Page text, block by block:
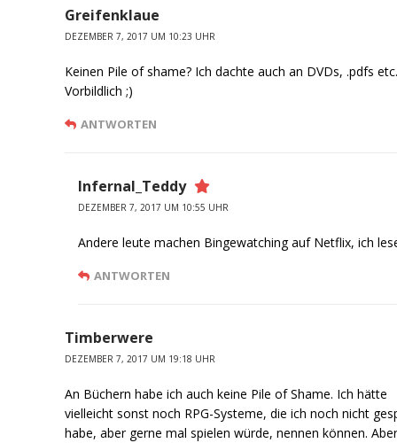
Greifenklaue
DEZEMBER 7, 2017 UM 10:23 UHR
Keinen Pile of shame? Ich dachte auch an DVDs, .pdfs
Vorbildlich ;)
ANTWORTEN
Infernal_Teddy
DEZEMBER 7, 2017 UM 10:55 UHR
Andere leute machen Bingewatching auf Netflix, ich
ANTWORTEN
Timberwere
DEZEMBER 7, 2017 UM 19:18 UHR
An Büchern habe ich auch keine Pile of Shame. Ich hätte
vielleicht sonst noch RPG-Systeme, die ich noch nicht
habe, aber gerne mal spielen würde, nennen können.